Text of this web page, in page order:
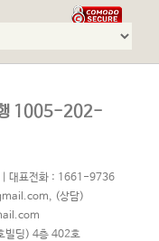
행 1005-202-
대표전화 : 1661-9736
, (상담)
빌딩) 4층 402호